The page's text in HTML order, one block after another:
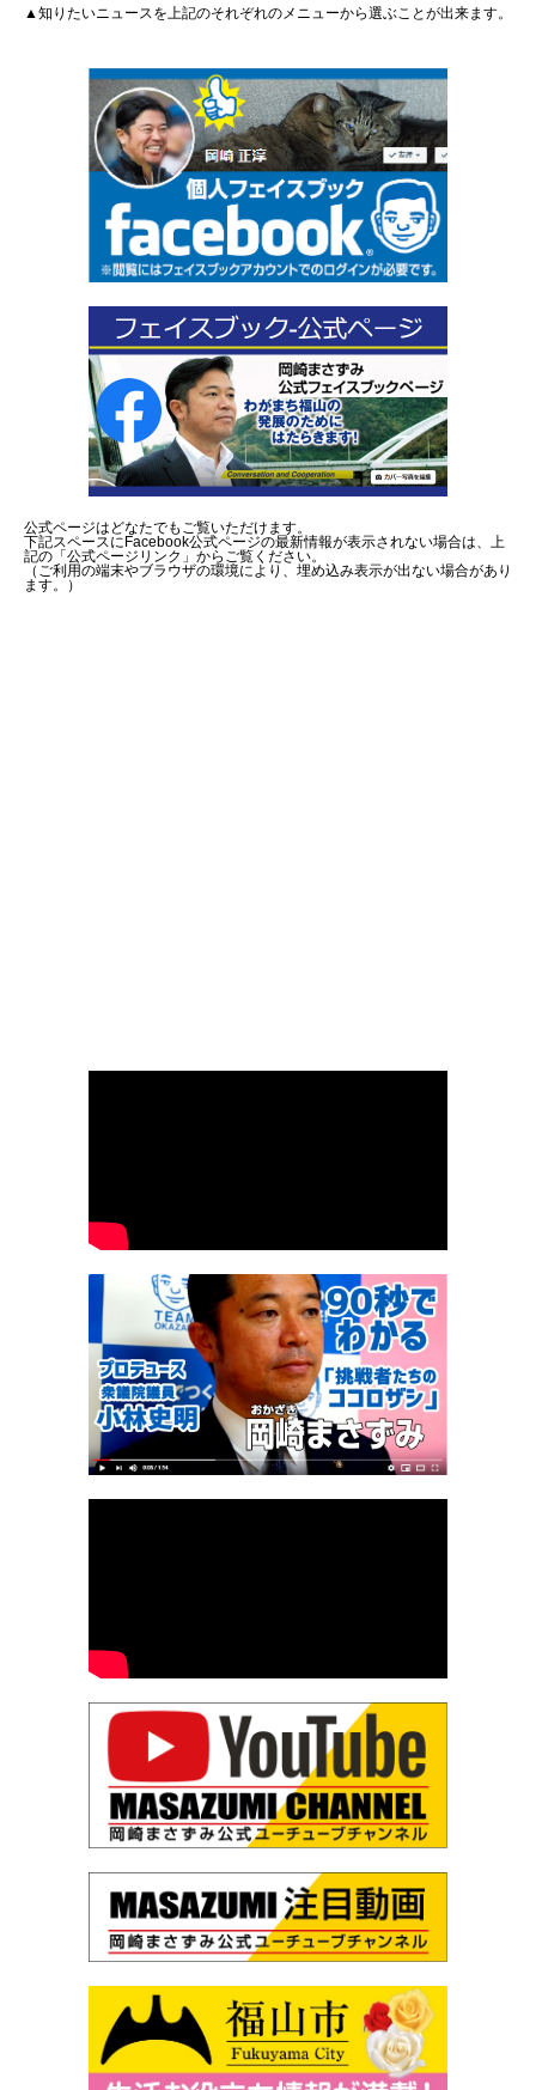
▲知りたいニュースを上記のそれぞれのメニューから選ぶことが出来ます。
公式ページはどなたでもご覧いただけます。
下記スペースにFacebook公式ページの最新情報が表示されない場合は、上
記の「公式ページリンク」からご覧ください。
（ご利用の端末やブラウザの環境により、埋め込み表示が出ない場合があり
ます。）